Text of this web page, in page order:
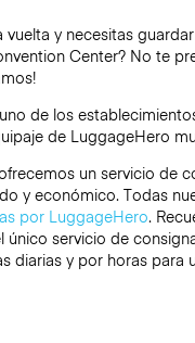
vuelta y necesitas
Center? No te
de los
de LuggageHero
un servicio de
y económico. Todas
por LuggageHero.
único servicio de
diarias y por horas para